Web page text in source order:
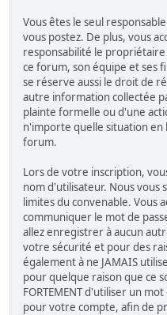
Vous êtes le seul
vous postez. De plus, vous
responsabilité le
ce forum, son équipe et ses
se réserve aussi le droit de
autre information collectée
plainte formelle ou d'une
n'importe quelle situation en
forum.
Lors de votre inscription,
nom d'utilisateur. Nous vous
limites du convenable. Vous
communiquer le mot de
allez enregistrer à aucun
votre sécurité et pour des
également à ne JAMAIS
pour quelque raison que ce
FORTEMENT d'utiliser un
pour votre compte, afin de